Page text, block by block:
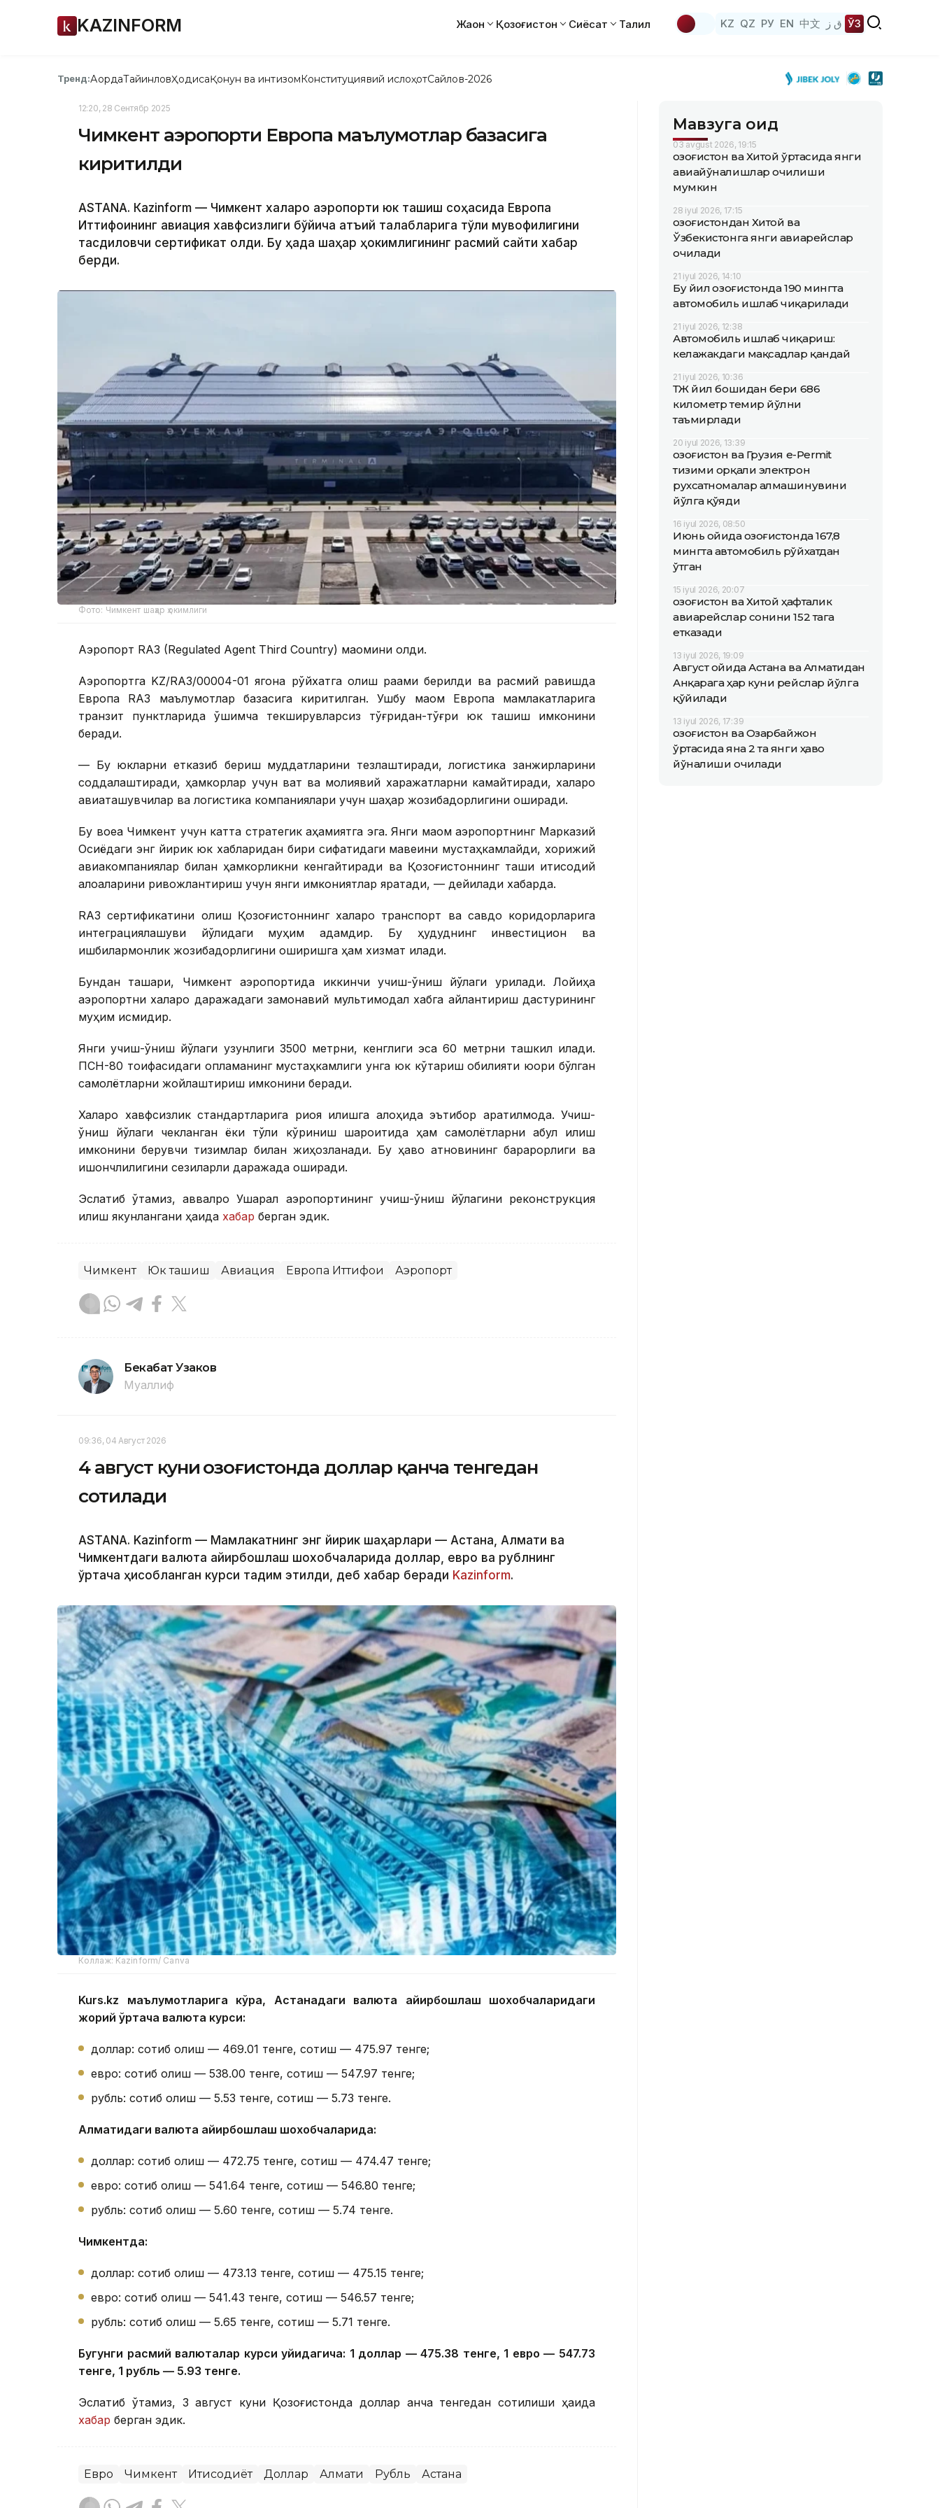
KAZINFORM Жаҳон Қозоғистон Сиёсат Таҳлил KZ QZ РУ EN 中文 ق ز ЎЗ
Тренд:АқордаТайинловҲодисаҚонун ва интизомКонституциявий ислоҳотСайлов-2026
12:20, 28 Сентябр 2025
Чимкент аэропорти Европа маълумотлар базасига
киритилди
ASTANА. Кazinform — Чимкент халқаро аэропорти юк ташиш соҳасида Европа
Иттифоқининг авиация хавфсизлиги бўйича қатъий талабларига тўлиқ мувофиқлигини
тасдиқловчи сертификат олди. Бу ҳақда шаҳар ҳокимлигининг расмий сайти хабар
берди.
Фото: Чимкент шаҳар ҳокимлиги
Аэропорт RA3 (Regulated Agent Third Country) мақомини олди.
Аэропортга KZ/RA3/00004-01 ягона рўйхатга олиш рақами берилди ва расмий равишда
Европа RA3 маълумотлар базасига киритилган. Ушбу мақом Европа мамлакатларига
транзит пунктларида қўшимча текширувларсиз тўғридан-тўғри юк ташиш имконини
беради.
— Бу юкларни етказиб бериш муддатларини тезлаштиради, логистика занжирларини
соддалаштиради, ҳамкорлар учун вақт ва молиявий харажатларни камайтиради, халқаро
авиаташувчилар ва логистика компаниялари учун шаҳар жозибадорлигини оширади.
Бу воқеа Чимкент учун катта стратегик аҳамиятга эга. Янги мақом аэропортнинг Марказий
Осиёдаги энг йирик юк хабларидан бири сифатидаги мавқеини мустаҳкамлайди, хорижий
авиакомпаниялар билан ҳамкорликни кенгайтиради ва Қозоғистоннинг ташқи иқтисодий
алоқаларини ривожлантириш учун янги имкониятлар яратади, — дейилади хабарда.
RA3 сертификатини олиш Қозоғистоннинг халқаро транспорт ва савдо коридорларига
интеграциялашуви йўлидаги муҳим қадамдир. Бу ҳудуднинг инвестицион ва
ишбилармонлик жозибадорлигини оширишга ҳам хизмат қилади.
Бундан ташқари, Чимкент аэропортида иккинчи учиш-қўниш йўлаги қурилади. Лойиҳа
аэропортни халқаро даражадаги замонавий мультимодал хабга айлантириш дастурининг
муҳим қисмидир.
Янги учиш-қўниш йўлаги узунлиги 3500 метрни, кенглиги эса 60 метрни ташкил қилади.
ПСН-80 тоифасидаги қопламанинг мустаҳкамлиги унга юк кўтариш қобилияти юқори бўлган
самолётларни жойлаштириш имконини беради.
Халқаро хавфсизлик стандартларига риоя қилишга алоҳида эътибор қаратилмоқда. Учиш-
қўниш йўлаги чекланган ёки тўлиқ кўриниш шароитида ҳам самолётларни қабул қилиш
имконини берувчи тизимлар билан жиҳозланади. Бу ҳаво қатновининг барқарорлиги ва
ишончлилигини сезиларли даражада оширади.
Эслатиб ўтамиз, аввалроқ Ушарал аэропортининг учиш-қўниш йўлагини реконструкция
қилиш якунлангани ҳақида хабар берган эдик.
Чимкент Юк ташиш Авиация Европа Иттифоқи Аэропорт
Бекабат Узаков
Муаллиф
09:36, 04 Август 2026
4 август куни Қозоғистонда доллар қанча тенгедан
сотилади
ASTANA. Kazinform — Мамлакатнинг энг йирик шаҳарлари — Астана, Алмати ва
Чимкентдаги валюта айирбошлаш шохобчаларида доллар, евро ва рублнинг
ўртача ҳисобланган курси тақдим этилди, деб хабар беради Kazinform.
Коллаж: Kazinform/ Canva
Kurs.kz маълумотларига кўра, Астанадаги валюта айирбошлаш шохобчаларидаги
жорий ўртача валюта курси:
доллар: сотиб олиш — 469.01 тенге, сотиш — 475.97 тенге;
евро: сотиб олиш — 538.00 тенге, сотиш — 547.97 тенге;
рубль: сотиб олиш — 5.53 тенге, сотиш — 5.73 тенге.
Алматидаги валюта айирбошлаш шохобчаларида:
доллар: сотиб олиш — 472.75 тенге, сотиш — 474.47 тенге;
евро: сотиб олиш — 541.64 тенге, сотиш — 546.80 тенге;
рубль: сотиб олиш — 5.60 тенге, сотиш — 5.74 тенге.
Чимкентда:
доллар: сотиб олиш — 473.13 тенге, сотиш — 475.15 тенге;
евро: сотиб олиш — 541.43 тенге, сотиш — 546.57 тенге;
рубль: сотиб олиш — 5.65 тенге, сотиш — 5.71 тенге.
Бугунги расмий валюталар курси қуйидагича: 1 доллар — 475.38 тенге, 1 евро — 547.73
тенге, 1 рубль — 5.93 тенге.
Эслатиб ўтамиз, 3 август куни Қозоғистонда доллар қанча тенгедан сотилиши ҳақида
хабар берган эдик.
Евро Чимкент Иқтисодиёт Доллар Алмати Рубль Астана
Мавзуга оид
03 avgust 2026, 19:15
Қозоғистон ва Хитой ўртасида янги
авиайўналишлар очилиши
мумкин
28 iyul 2026, 17:15
Қозоғистондан Хитой ва
Ўзбекистонга янги авиарейслар
очилади
21 iyul 2026, 14:10
Бу йил Қозоғистонда 190 мингта
автомобиль ишлаб чиқарилади
21 iyul 2026, 12:38
Автомобиль ишлаб чиқариш:
келажакдаги мақсадлар қандай
21 iyul 2026, 10:36
ҚТЖ йил бошидан бери 686
километр темир йўлни
таъмирлади
20 iyul 2026, 13:39
Қозоғистон ва Грузия e-Permit
тизими орқали электрон
рухсатномалар алмашинувини
йўлга қўяди
16 iyul 2026, 08:50
Июнь ойида Қозоғистонда 167,8
мингта автомобиль рўйхатдан
ўтган
15 iyul 2026, 20:07
Қозоғистон ва Хитой ҳафталик
авиарейслар сонини 152 тага
етказади
13 iyul 2026, 19:09
Август ойида Астана ва Алматидан
Анқарага ҳар куни рейслар йўлга
қўйилади
13 iyul 2026, 17:39
Қозоғистон ва Озарбайжон
ўртасида яна 2 та янги ҳаво
йўналиши очилади